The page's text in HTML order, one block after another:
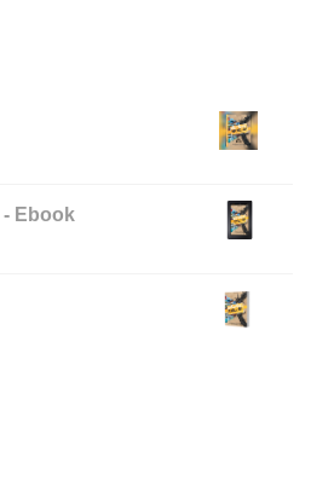
- Ebook